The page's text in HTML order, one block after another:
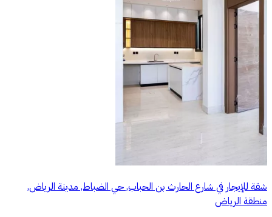
شقة للإيجار في شارع الحارث بن الحباب, حي الضباط, مدينة الرياض,
منطقة الرياض